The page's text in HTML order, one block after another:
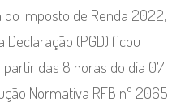
Imposto de Renda 2022,
(PGD) ficou
das 8 horas do dia 07
Normativa RFB nº 2065